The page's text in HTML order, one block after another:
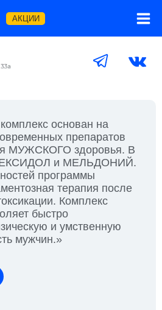
АКЦИИ
основан на
препаратов
МУЖСКОГО здоровья. В
и МЕЛЬДОНИЙ.
программы
терапия после
Комплекс
быстро
и умственную
мужчин.»